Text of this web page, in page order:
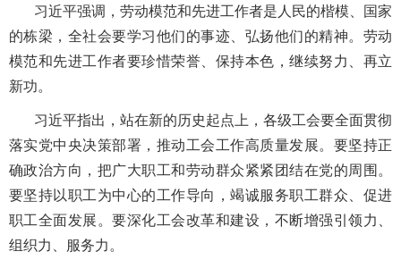
习近平强调，劳动模范和先进工作者是人民的楷模、国家
的栋梁，全社会要学习他们的事迹、弘扬他们的精神。劳动
模范和先进工作者要珍惜荣誉、保持本色，继续努力、再立
新功。
习近平指出，站在新的历史起点上，各级工会要全面贯彻
落实党中央决策部署，推动工会工作高质量发展。要坚持正
确政治方向，把广大职工和劳动群众紧紧团结在党的周围。
要坚持以职工为中心的工作导向，竭诚服务职工群众、促进
职工全面发展。要深化工会改革和建设，不断增强引领力、
组织力、服务力。